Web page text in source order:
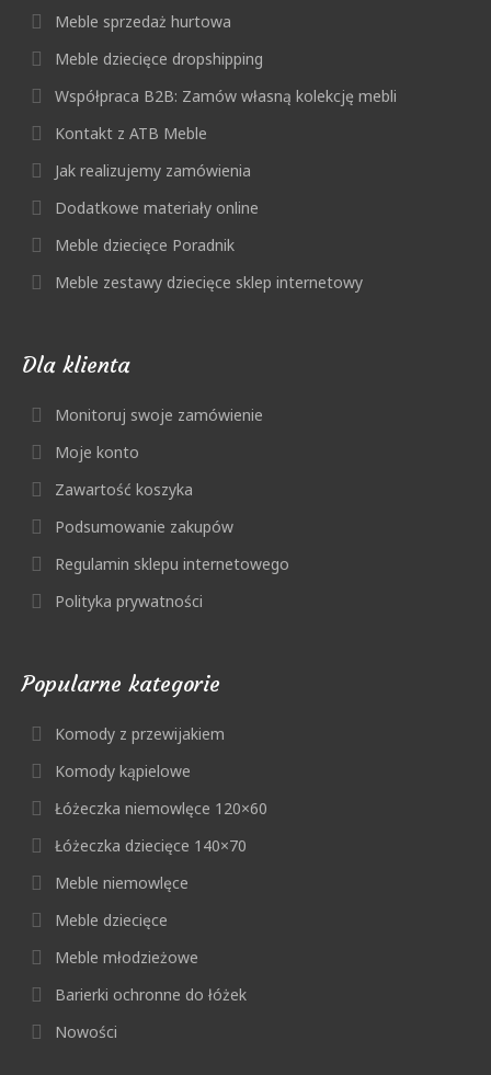
Meble sprzedaż hurtowa
Meble dziecięce dropshipping
Współpraca B2B: Zamów własną kolekcję mebli
Kontakt z ATB Meble
Jak realizujemy zamówienia
Dodatkowe materiały online
Meble dziecięce Poradnik
Meble zestawy dziecięce sklep internetowy
Dla klienta
Monitoruj swoje zamówienie
Moje konto
Zawartość koszyka
Podsumowanie zakupów
Regulamin sklepu internetowego
Polityka prywatności
Popularne kategorie
Komody z przewijakiem
Komody kąpielowe
Łóżeczka niemowlęce 120×60
Łóżeczka dziecięce 140×70
Meble niemowlęce
Meble dziecięce
Meble młodzieżowe
Barierki ochronne do łóżek
Nowości